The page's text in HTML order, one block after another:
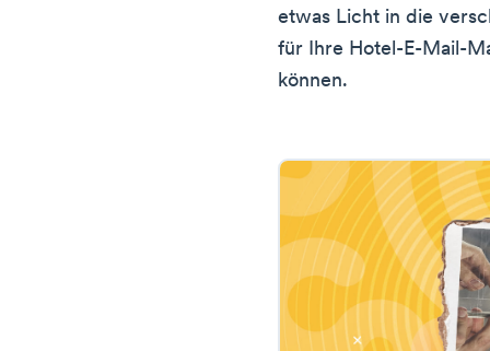
etwas Licht in die
für Ihre Hotel-E-Mail-
können.